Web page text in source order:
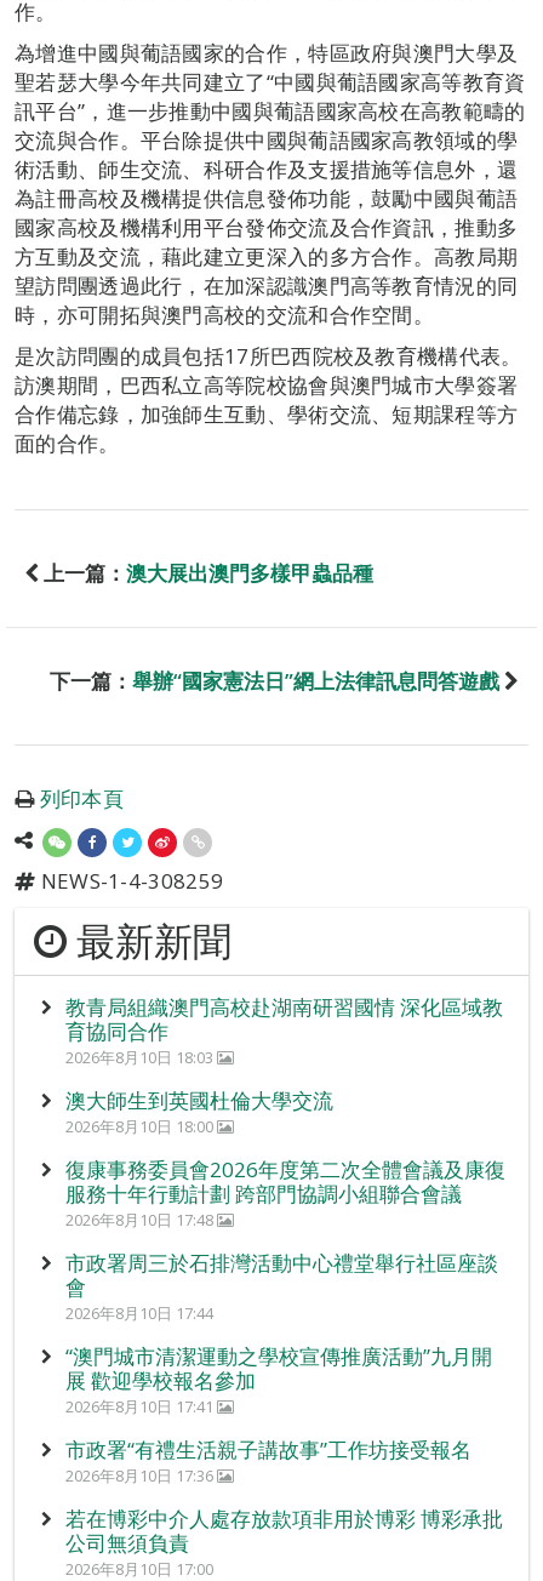
作。
為增進中國與葡語國家的合作，特區政府與澳門大學及
聖若瑟大學今年共同建立了“中國與葡語國家高等教育資
訊平台”，進一步推動中國與葡語國家高校在高教範疇的
交流與合作。平台除提供中國與葡語國家高教領域的學
術活動、師生交流、科研合作及支援措施等信息外，還
為註冊高校及機構提供信息發佈功能，鼓勵中國與葡語
國家高校及機構利用平台發佈交流及合作資訊，推動多
方互動及交流，藉此建立更深入的多方合作。高教局期
望訪問團透過此行，在加深認識澳門高等教育情況的同
時，亦可開拓與澳門高校的交流和合作空間。
是次訪問團的成員包括17所巴西院校及教育機構代表。
訪澳期間，巴西私立高等院校協會與澳門城市大學簽署
合作備忘錄，加強師生互動、學術交流、短期課程等方
面的合作。
上一篇： 澳大展出澳門多樣甲蟲品種
下一篇： 舉辦“國家憲法日”網上法律訊息問答遊戲
列印本頁
NEWS-1-4-308259
最新新聞
教青局組織澳門高校赴湖南研習國情 深化區域教
育協同合作
2026年8月10日 18:03
澳大師生到英國杜倫大學交流
2026年8月10日 18:00
復康事務委員會2026年度第二次全體會議及康復
服務十年行動計劃 跨部門協調小組聯合會議
2026年8月10日 17:48
市政署周三於石排灣活動中心禮堂舉行社區座談
會
2026年8月10日 17:44
“澳門城市清潔運動之學校宣傳推廣活動”九月開
展 歡迎學校報名參加
2026年8月10日 17:41
市政署“有禮生活親子講故事”工作坊接受報名
2026年8月10日 17:36
若在博彩中介人處存放款項非用於博彩 博彩承批
公司無須負責
2026年8月10日 17:00